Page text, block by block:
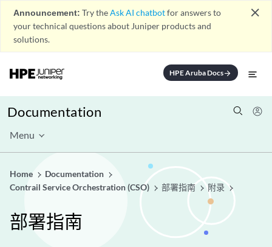
Announcement: Try theAsk AI chatbotfor answers to
your technical questions about Juniper products and
solutions.
close
HPE Aruba Docsarrow_forward
Documentation
Menu
Home
Documentation
Contrail Service Orchestration (CSO)
部署指南 附录
部署指南